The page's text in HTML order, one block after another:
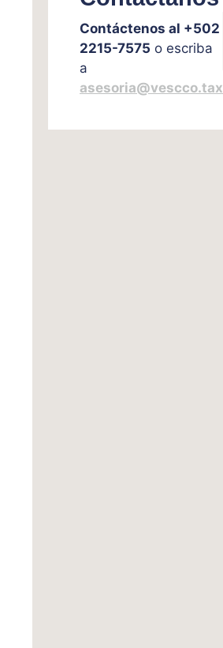
Contáctenos al +502
2215-7575 o escriba
a
asesoria@vescco.tax